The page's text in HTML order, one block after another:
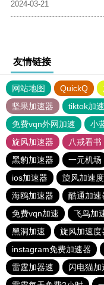
2024-03-21
友情链接
网站地图 QuickQ
坚果加速器
tiktok加
免费vqn外网加速
小
旋风加速器
八戒看书
黑豹加速器
一元机场
ios加速器
旋风加速
海鸥加速器
酷通加速
免费vqn加速
飞鸟加
黑洞加速
旋风加速度
instagram免费加速器
雷霆加器速
闪电猫加